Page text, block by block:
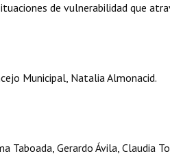
de vulnerabilidad que
Municipal, Natalia Almonacid.
Taboada, Gerardo Ávila, Claudia